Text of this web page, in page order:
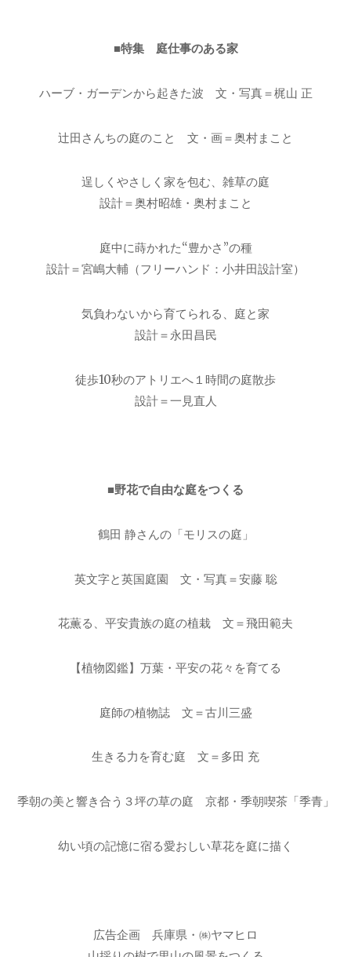
■特集 庭仕事のある家
ハーブ・ガーデンから起きた波 文・写真＝梶山 正
辻田さんちの庭のこと 文・画＝奥村まこと
逞しくやさしく家を包む、雑草の庭
設計＝奥村昭雄・奥村まこと
庭中に蒔かれた“豊かさ”の種
設計＝宮嶋大輔（フリーハンド：小井田設計室）
気負わないから育てられる、庭と家
設計＝永田昌民
徒歩10秒のアトリエへ１時間の庭散歩
設計＝一見直人
■野花で自由な庭をつくる
鶴田 静さんの「モリスの庭」
英文字と英国庭園 文・写真＝安藤 聡
花薫る、平安貴族の庭の植栽 文＝飛田範夫
【植物図鑑】万葉・平安の花々を育てる
庭師の植物誌 文＝古川三盛
生きる力を育む庭 文＝多田 充
季朝の美と響き合う３坪の草の庭 京都・季朝喫茶「季青」
幼い頃の記憶に宿る愛おしい草花を庭に描く
広告企画 兵庫県・㈱ヤマヒロ